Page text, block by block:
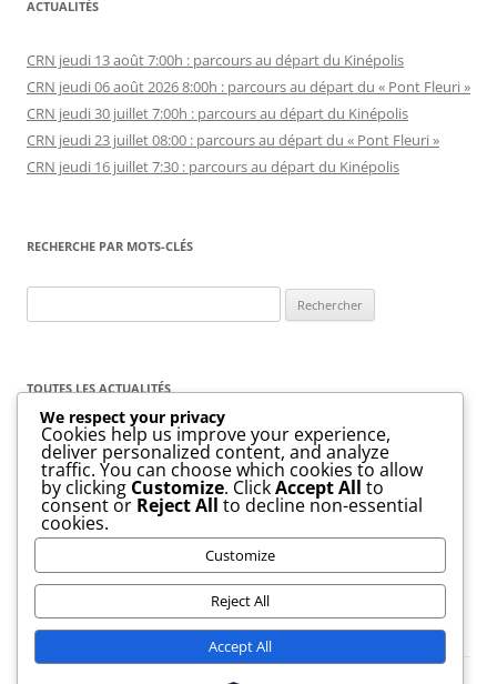
ACTUALITÉS
CRN jeudi 13 août 7:00h : parcours au départ du Kinépolis
CRN jeudi 06 août 2026 8:00h : parcours au départ du « Pont Fleuri »
CRN jeudi 30 juillet 7:00h : parcours au départ du Kinépolis
CRN jeudi 23 juillet 08:00 : parcours au départ du « Pont Fleuri »
CRN jeudi 16 juillet 7:30 : parcours au départ du Kinépolis
RECHERCHE PAR MOTS-CLÉS
TOUTES LES ACTUALITÉS
Toutes
les
actualités
We respect your privacy
Cookies help us improve your experience,
deliver personalized content, and analyze
traffic. You can choose which cookies to allow
by clicking Customize. ClickAccept All to
consent or Reject All to decline non-essential
cookies.
Customize
Reject All
Accept All